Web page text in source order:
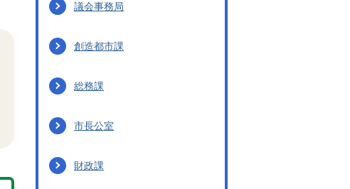
議会事務局
創造都市課
総務課
市長公室
財政課